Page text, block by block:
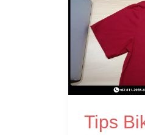
Tips
Tips
Bikin
Desain
Kaos
Keren